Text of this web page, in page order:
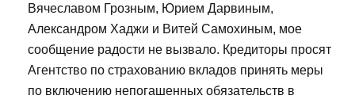
Вячеславом Грозным, Юрием Дарвиным,
Александром Хаджи и Витей Самохиным, мое
сообщение радости не вызвало. Кредиторы просят
Агентство по страхованию вкладов принять меры
по включению непогашенных обязательств в